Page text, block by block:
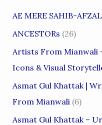
AE MERE SAHIB-
ANCESTORs (26)
Artists From Mianwali
Icons & Visual
Asmat Gul Khattak |
From Mianwali (6)
Asmat Gul Khattak –